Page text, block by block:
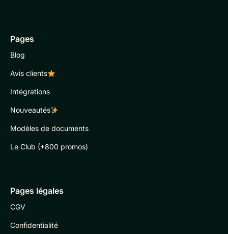
Pages
Blog
Avis clients
Intégrations
Nouveautés
Modèles de documents
Le Club (+800 promos)
Pages légales
CGV
Confidentialité